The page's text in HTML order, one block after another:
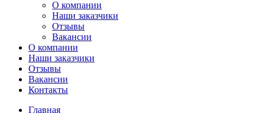
О компании
Наши заказчики
Отзывы
Вакансии
О компании
Наши заказчики
Отзывы
Вакансии
Контакты
Главная